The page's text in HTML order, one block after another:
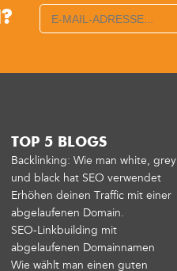
TOP 5 BLOGS
Backlinking: Wie man white, grey
und black hat SEO verwendet
Erhöhen deinen Traffic mit einer
abgelaufenen Domain.
SEO-Linkbuilding mit
abgelaufenen Domainnamen
Wie wählt man einen guten